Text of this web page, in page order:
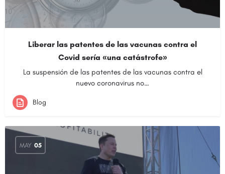
Liberar las patentes de las vacunas contra el
Covid sería «una catástrofe»
La suspensión de las patentes de las vacunas contra el
nuevo coronavirus no…
Blog
MAY 05